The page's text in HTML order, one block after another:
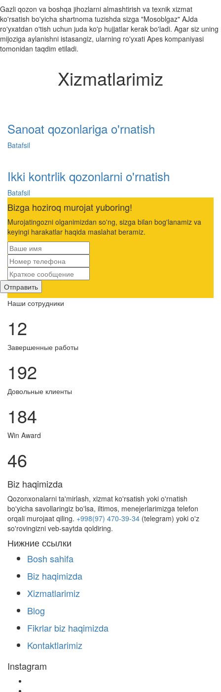
Gazli qozon va boshqa jihozlarni almashtirish va texnik xizmat
ko'rsatish bo'yicha shartnoma tuzishda sizga "Mosoblgaz" AJda
ro'yxatdan o'tish uchun juda ko'p hujjatlar kerak bo'ladi. Agar siz uning
mijoziga aylanishni istasangiz, ularning ro'yxati Apes kompaniyasi
tomonidan taqdim etiladi.
Xizmatlarimiz
Sanoat qozonlariga o'rnatish
Batafsil
Ikki kontrlik qozonlarni o'rnatish
Batafsil
Bizga hoziroq murojat yuboring!
Murojatingozni olganimizdan so'ng, sizga bilan bog'lanamiz va
keyingi harakatlar haqida maslahat beramiz.
Отправить
Наши сотрудники
12
Завершенные работы
192
Довольные клиенты
184
Win Award
46
Biz haqimizda
Qozonxonalarni ta'mirlash, xizmat ko'rsatish yoki o'rnatish
bo'yicha savollaringiz bo'lsa, iltimos, menejerlarimizga telefon
orqali murojaat qiling. +998(97) 470-39-34 (telegram) yoki o'z
so'rovingizni veb-saytda qoldiring.
Нижние ссылки
Bosh sahifa
Biz haqimizda
Xizmatlarimiz
Blog
Fikrlar biz haqimizda
Kontaktlarimiz
Instagram